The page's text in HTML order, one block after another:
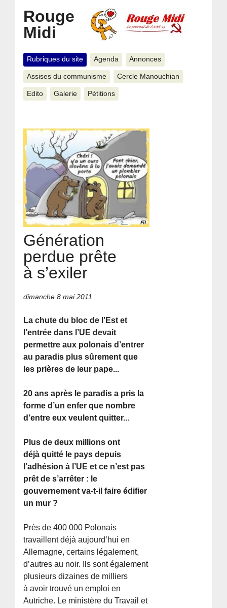
Rouge
Midi
Rubriques du site Agenda Annonces
Assises du communisme Cercle Manouchian
Edito Galerie Pétitions
Génération
perdue prête
à s’exiler
dimanche 8 mai 2011
La chute du bloc de l’Est et
l’entrée dans l’UE devait
permettre aux polonais d’entrer
au paradis plus sûrement que
les prières de leur pape...
20 ans après le paradis a pris la
forme d’un enfer que nombre
d’entre eux veulent quitter...
Plus de deux millions ont
déjà quitté le pays depuis
l’adhésion à l’UE et ce n’est pas
prêt de s’arrêter : le
gouvernement va-t-il faire édifier
un mur ?
Près de 400 000 Polonais
travaillent déjà aujourd’hui en
Allemagne, certains légalement,
d’autres au noir. Ils sont également
plusieurs dizaines de milliers
à avoir trouvé un emploi en
Autriche. Le ministère du Travail et